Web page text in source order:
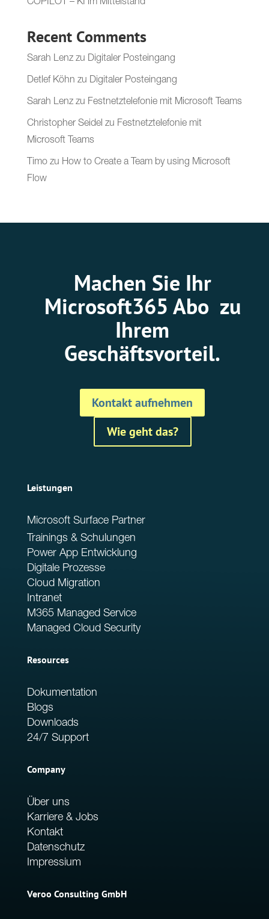
COPILOT – KI im Mittelstand
Recent Comments
Sarah Lenzzu Digitaler Posteingang
Detlef Köhn zu Digitaler Posteingang
Sarah Lenzzu Festnetztelefonie mit Microsoft Teams
Christopher Seidel zu Festnetztelefonie mit
Microsoft Teams
Timozu How to Create a Team by using Microsoft
Flow
Machen Sie Ihr
Microsoft365 Abo zu
Ihrem
Geschäftsvorteil.
Kontakt aufnehmen
Wie geht das?
Leistungen
Microsoft Surface Partner
Trainings & Schulungen
Power App Entwicklung
Digitale Prozesse
Cloud Migration
Intranet
M365 Managed Service
Managed Cloud Security
Resources
Dokumentation
Blogs
Downloads
24/7 Support
Company
Über uns
Karriere & Jobs
Kontakt
Datenschutz
Impressium
Veroo Consulting GmbH